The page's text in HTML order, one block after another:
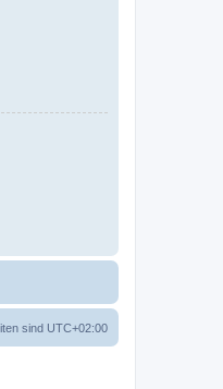
sind UTC+02:00